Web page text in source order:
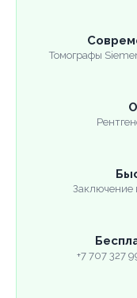
Томографы
Заключение
+7 707 327